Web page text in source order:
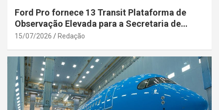
Ford Pro fornece 13 Transit Plataforma de
Observação Elevada para a Secretaria de
Segurança Pública da Bahia
15/07/2026 Redação